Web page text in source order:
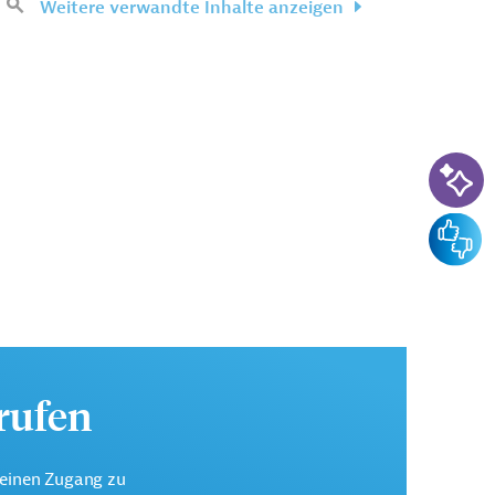
Weitere verwandte Inhalte anzeigen
Zugang zu
KI-